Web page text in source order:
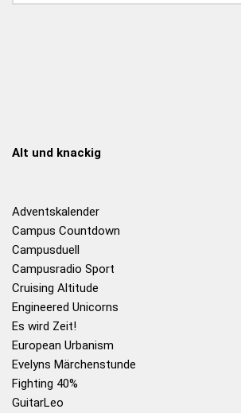
Alt und knackig
Adventskalender
Campus Countdown
Campusduell
Campusradio Sport
Cruising Altitude
Engineered Unicorns
Es wird Zeit!
European Urbanism
Evelyns Märchenstunde
Fighting 40%
GuitarLeo